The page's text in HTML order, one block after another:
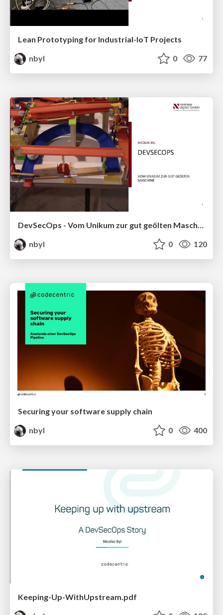
Lean Prototyping for Industrial-IoT Projects
nbyl
0 77
DevSecOps - Vom Unikum zur gut geölten Maschine
nbyl
0 120
Securing your software supply chain
nbyl
0 400
Keeping-Up-WithUpstream.pdf